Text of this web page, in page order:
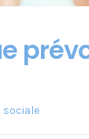
sociale